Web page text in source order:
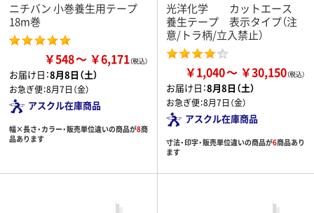
ニチバン 小巻養生用テープ
18m巻
￥548 ￥6,171
お届け日：8月8日（土）
お急ぎ便：8月7日（金）
アスクル在庫商品
幅×長さ・カラー・販売単位違いの商品が8商
品あります
光洋化学 カットエース
養生テープ 表示タイプ（注
意/トラ柄/立入禁止）
￥1,040 ￥30,150
お届け日：8月8日（土）
お急ぎ便：8月7日（金）
アスクル在庫商品
寸法・印字・販売単位違いの商品が6商品あり
ます